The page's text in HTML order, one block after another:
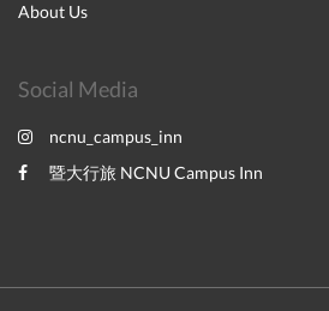
About Us
Social Media
ncnu_campus_inn
暨大行旅 NCNU Campus Inn